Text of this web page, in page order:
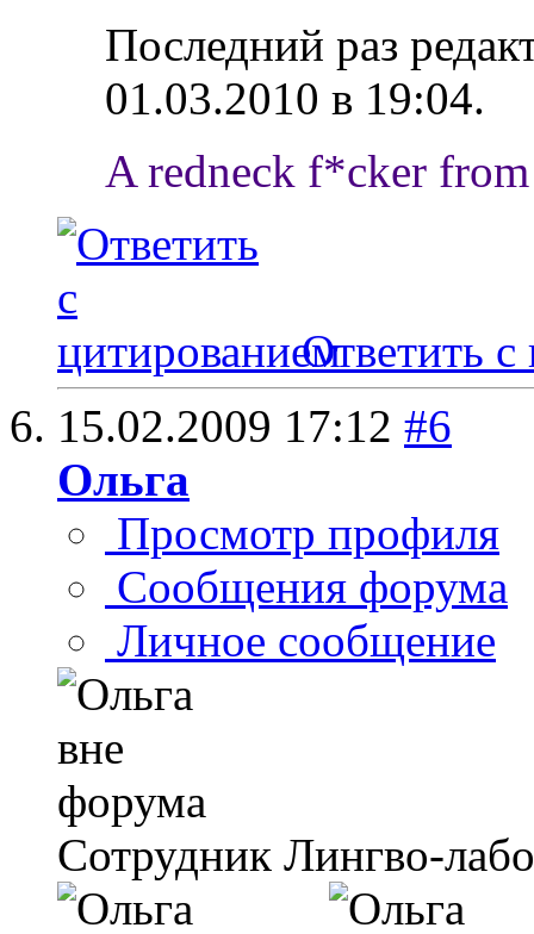
Последний раз
01.03.2010 в 19:04.
A redneck f*cker
Ответить с
15.02.2009 17:12 #6
Ольга
Просмотр профиля
Сообщения форума
Личное сообщение
Сотрудник Лингво-